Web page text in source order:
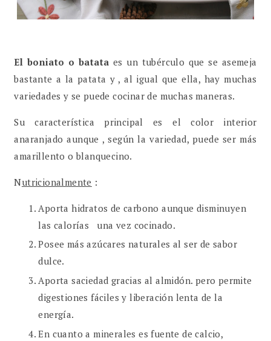
El boniato o batata es un tubérculo que se asemeja
bastante a la patata y , al igual que ella, hay muchas
variedades y se puede cocinar de muchas maneras.
Su característica principal es el color interior
anaranjado aunque , según la variedad, puede ser más
amarillento o blanquecino.
Nutricionalmente :
Aporta hidratos de carbono aunque disminuyen
las calorías una vez cocinado.
Posee más azúcares naturales al ser de sabor
dulce.
Aporta saciedad gracias al almidón. pero permite
digestiones fáciles y liberación lenta de la
energía.
En cuanto a minerales es fuente de calcio,